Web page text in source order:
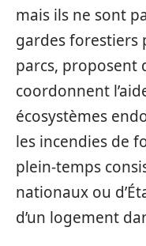
mais ils ne sont
gardes forestiers
parcs, proposent
coordonnent
écosystèmes
les incendies de
plein-temps
nationaux ou
d’un logement